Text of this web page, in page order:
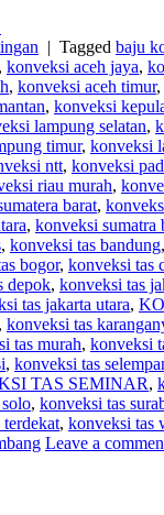
| Tagged baju
konveksi aceh jaya,
, konveksi aceh timur,
, konveksi
lampung selatan,
timur, konveksi
ntt, konveksi
riau murah,
barat,
, konveksi sumatra
, konveksi tas bandung,
bogor, konveksi tas
depok, konveksi tas
tas jakarta utara,
, konveksi tas
tas murah, konveksi
, konveksi tas
TAS SEMINAR,
, konveksi tas
, konveksi tas
Leave a